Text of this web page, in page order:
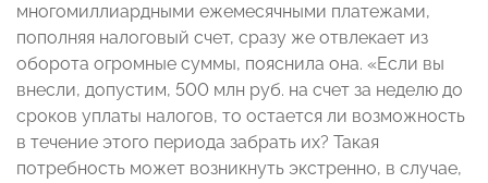
многомиллиардными ежемесячными платежами,
пополняя налоговый счет, сразу же отвлекает из
оборота огромные суммы, пояснила она. «Если вы
внесли, допустим, 500 млн руб. на счет за неделю до
сроков уплаты налогов, то остается ли возможность
в течение этого периода забрать их? Такая
потребность может возникнуть экстренно, в случае,